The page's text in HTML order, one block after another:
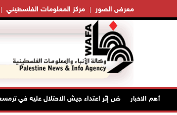
مركز المعلومات الفلسطيني معرض الصور
أهم الاخبار
بجروح ورضوض إثر اعتداء جيش الاحتلال عليه في ترمسعيا